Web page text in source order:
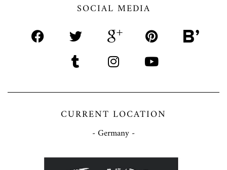
SOCIAL MEDIA
CURRENT LOCATION
- Germany -